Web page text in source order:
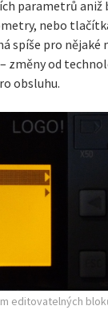
parametrů aniž
nebo
spíše pro nějaké
změny od
obsluhu.
editovatelných